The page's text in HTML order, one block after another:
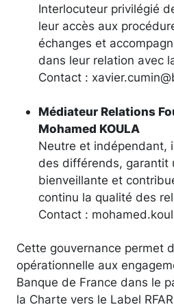
Interlocuteur privilégié
leur accès aux
échanges et
dans leur relation avec
Contact :
Médiateur Relations
Mohamed KOULA
Neutre et indépendant,
des différends, garantit
bienveillante et
continu la qualité des
Contact :
Cette gouvernance permet
opérationnelle aux
Banque de France dans le
la Charte vers le Label